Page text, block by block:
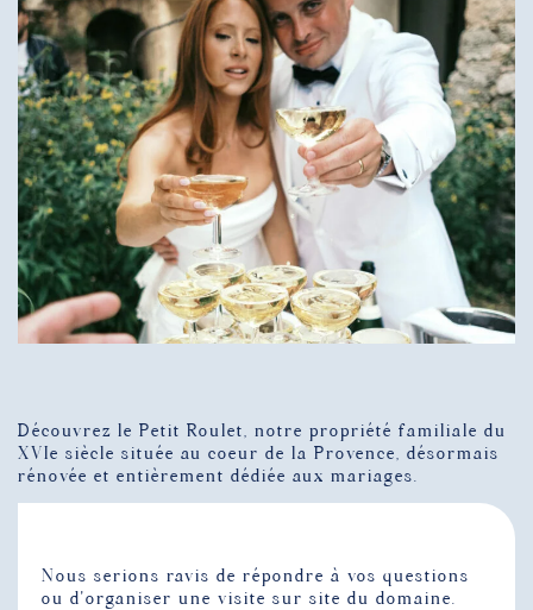
Découvrez le Petit Roulet, notre propriété familiale du
XVIe siècle située au coeur de la Provence, désormais
rénovée et entièrement dédiée aux mariages.
Nous serions ravis de répondre à vos questions
ou d’organiser une visite sur site du domaine.